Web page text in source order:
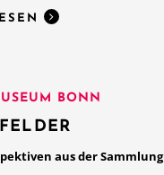
BONN
aus der Sammlung